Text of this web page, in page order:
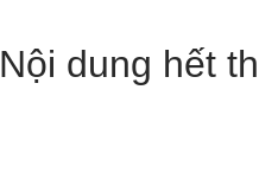
Nội dung hết